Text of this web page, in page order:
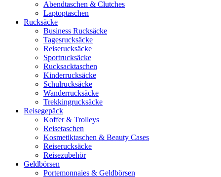
Abendtaschen & Clutches
Laptoptaschen
Rucksäcke
Business Rucksäcke
Tagesrucksäcke
Reiserucksäcke
Sportrucksäcke
Rucksacktaschen
Kinderrucksäcke
Schulrucksäcke
Wanderrucksäcke
Trekkingrucksäcke
Reisegepäck
Koffer & Trolleys
Reisetaschen
Kosmetiktaschen & Beauty Cases
Reiserucksäcke
Reisezubehör
Geldbörsen
Portemonnaies & Geldbörsen